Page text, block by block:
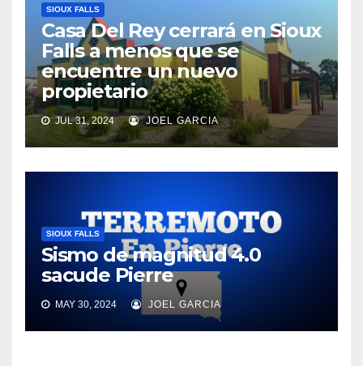
SIOUX FALLS
Casa Del Rey cerrará en Sioux
Falls a menos que se
encuentre un nuevo
propietario
JUL 31, 2024 JOEL GARCIA
SIOUX FALLS
Sismo de magnitud 4.0
sacude Pierre
MAY 30, 2024 JOEL GARCIA